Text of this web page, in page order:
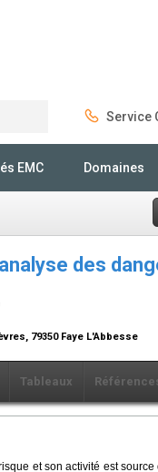
Service
EMC Domaines
des
79350 Faye L'Abbesse
Tableaux
et son activité est